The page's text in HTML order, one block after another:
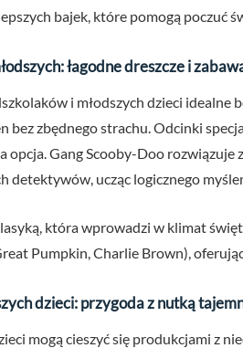
bajek, które pomogą poczuć
łagodne dreszcze i
i młodszych dzieci idealne
bez zbędnego strachu. Odcinki
opcja. Gang Scooby-Doo rozwiązuje
detektywów, ucząc logicznego
która wprowadzi w klimat
Pumpkin, Charlie Brown),
dzieci: przygoda z nutką
mogą cieszyć się produkcjami z